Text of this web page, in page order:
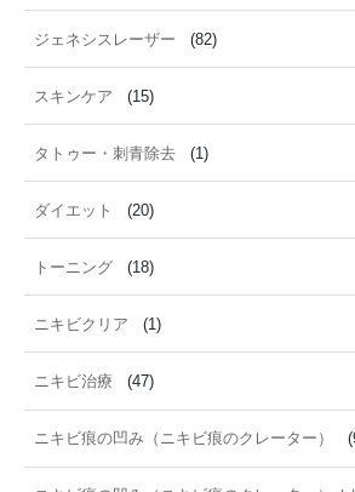
ジェネシスレーザー (82)
スキンケア (15)
タトゥー・刺青除去 (1)
ダイエット (20)
トーニング (18)
ニキビクリア (1)
ニキビ治療 (47)
ニキビ痕の凹み（ニキビ痕のクレーター）